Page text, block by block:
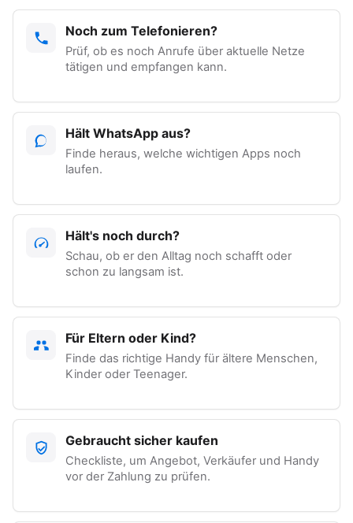
Noch zum Telefonieren?
Prüf, ob es noch Anrufe über aktuelle Netze
tätigen und empfangen kann.
Hält WhatsApp aus?
Finde heraus, welche wichtigen Apps noch
laufen.
Hält's noch durch?
Schau, ob er den Alltag noch schafft oder
schon zu langsam ist.
Für Eltern oder Kind?
Finde das richtige Handy für ältere Menschen,
Kinder oder Teenager.
Gebraucht sicher kaufen
Checkliste, um Angebot, Verkäufer und Handy
vor der Zahlung zu prüfen.